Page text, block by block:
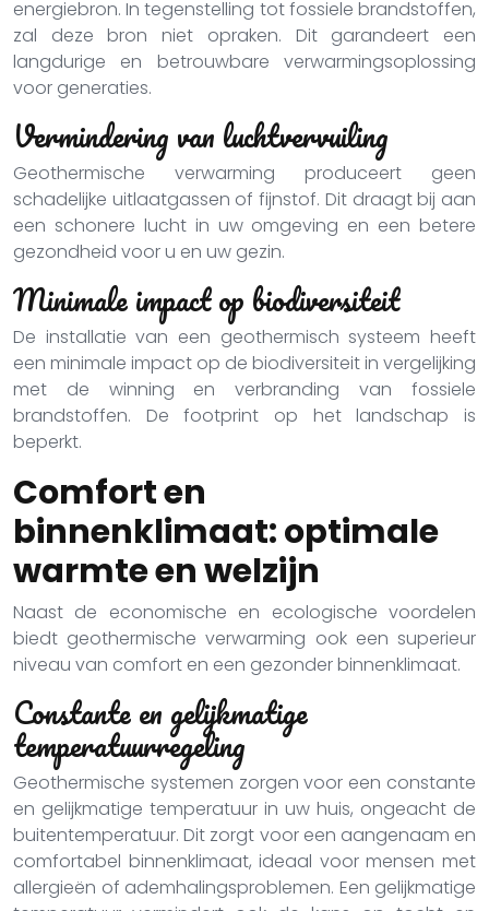
energiebron. In tegenstelling tot fossiele brandstoffen,
zal deze bron niet opraken. Dit garandeert een
langdurige en betrouwbare verwarmingsoplossing
voor generaties.
Vermindering van luchtvervuiling
Geothermische verwarming produceert geen
schadelijke uitlaatgassen of fijnstof. Dit draagt bij aan
een schonere lucht in uw omgeving en een betere
gezondheid voor u en uw gezin.
Minimale impact op biodiversiteit
De installatie van een geothermisch systeem heeft
een minimale impact op de biodiversiteit in vergelijking
met de winning en verbranding van fossiele
brandstoffen. De footprint op het landschap is
beperkt.
Comfort en
binnenklimaat: optimale
warmte en welzijn
Naast de economische en ecologische voordelen
biedt geothermische verwarming ook een superieur
niveau van comfort en een gezonder binnenklimaat.
Constante en gelijkmatige
temperatuurregeling
Geothermische systemen zorgen voor een constante
en gelijkmatige temperatuur in uw huis, ongeacht de
buitentemperatuur. Dit zorgt voor een aangenaam en
comfortabel binnenklimaat, ideaal voor mensen met
allergieën of ademhalingsproblemen. Een gelijkmatige